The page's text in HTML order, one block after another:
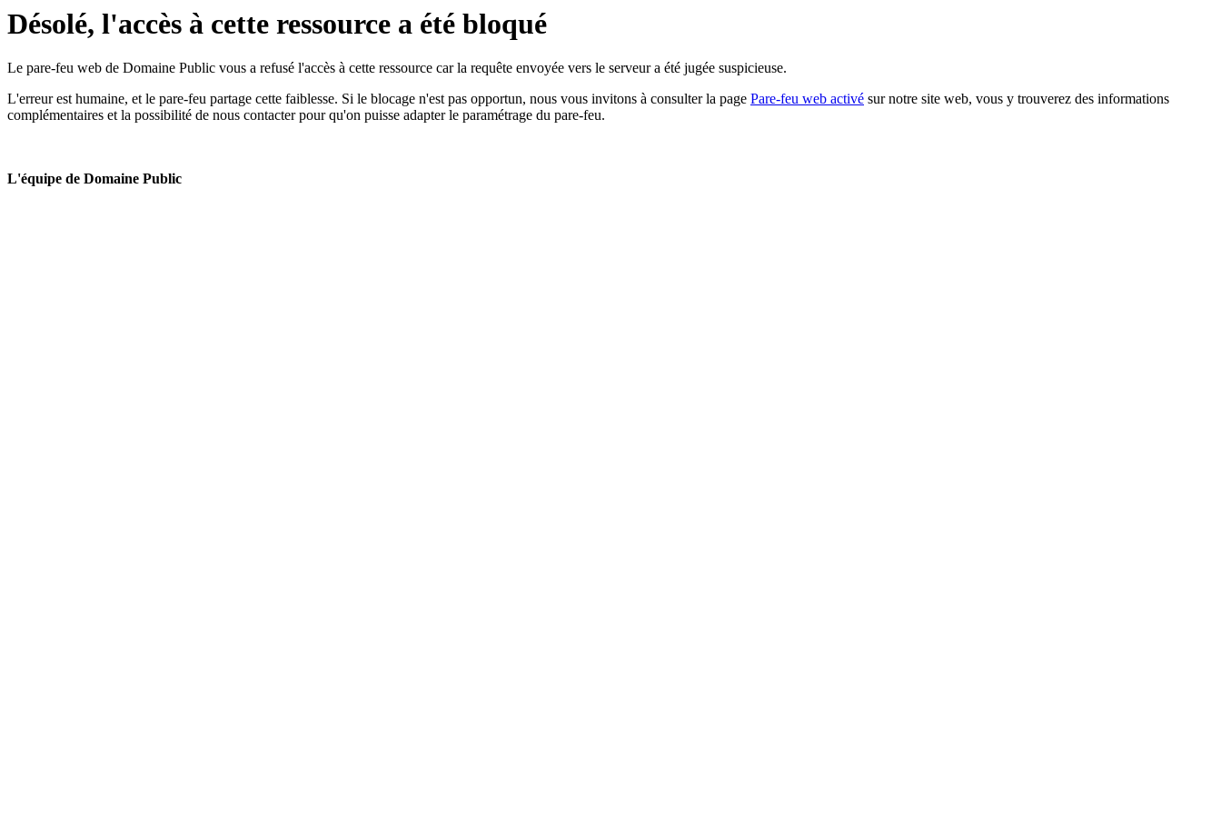
Désolé, l'accès à cette ressource a été bloqué
Le pare-feu web de Domaine Public vous a refusé l'accès à cette ressource car la requête envoyée vers le serveur a été jugée suspicieuse.
L'erreur est humaine, et le pare-feu partage cette faiblesse. Si le blocage n'est pas opportun, nous vous invitons à consulter la page Pare-feu web activé sur notre site web, vous y trouverez des informations
complémentaires et la possibilité de nous contacter pour qu'on puisse adapter le paramétrage du pare-feu.
L'équipe de Domaine Public